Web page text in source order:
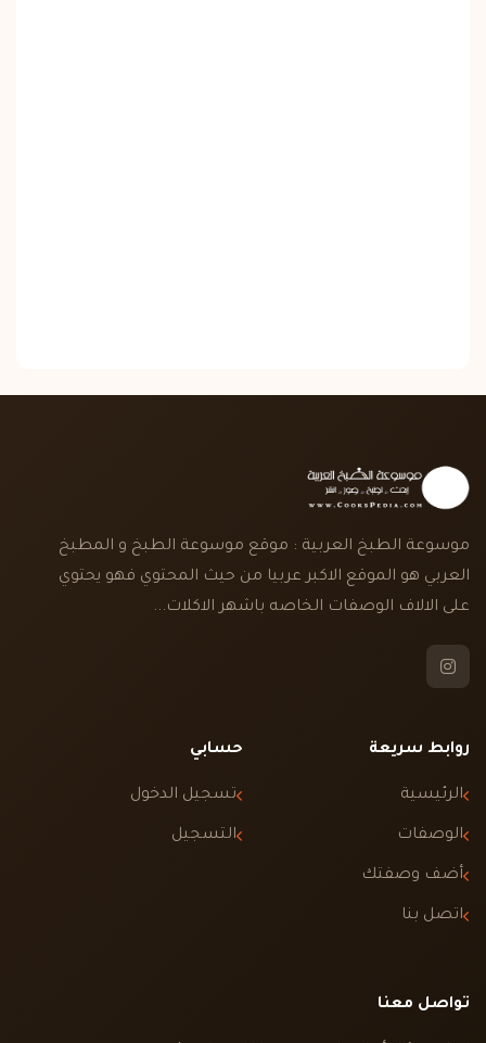
موسوعة الطبخ العربية : موقع موسوعة الطبخ و المطبخ
العربي هو الموقع الاكبر عربيا من حيث المحتوي فهو يحتوي
على الالاف الوصفات الخاصه باشهر الاكلات...
روابط سريعة
الرئيسية
الوصفات
أضف وصفتك
اتصل بنا
حسابي
تسجيل الدخول
التسجيل
تواصل معنا